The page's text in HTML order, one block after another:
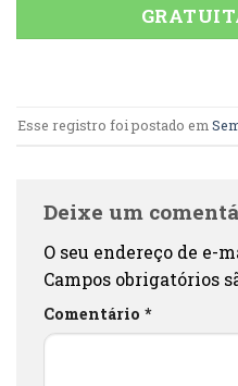
Esse registro foi postado em
Deixe um
O seu endereço de e-
Campos obrigatórios
Comentário *